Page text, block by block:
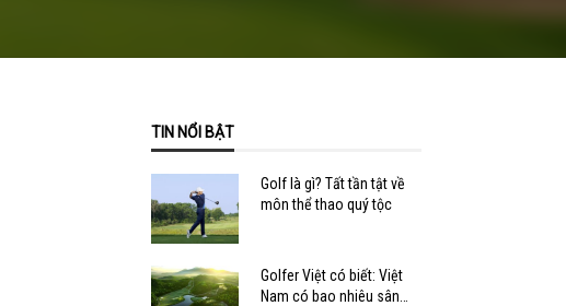
TIN NỔI BẬT
Golf là gì? Tất tần tật về
môn thể thao quý tộc
Golfer Việt có biết: Việt
Nam có bao nhiêu sân